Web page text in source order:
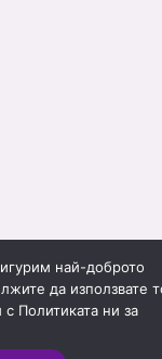
най-доброто
да използвате
Политиката ни за